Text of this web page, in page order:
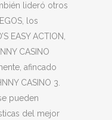
lideró otros
los
EASY ACTION,
CASINO
afincado
CASINO 3.
pueden
del mejor